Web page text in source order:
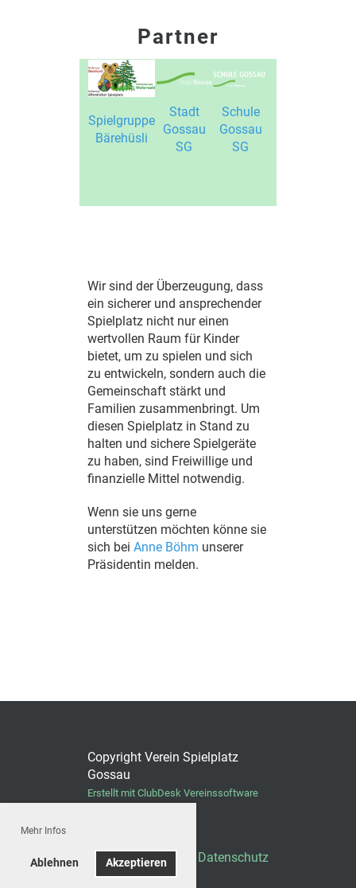
Mehr Infos
Ablehnen Akzeptieren
Partner
Spielgruppe
Bärehüsli
Stadt
Gossau
SG
Schule
Gossau
SG
Wir sind der Überzeugung, dass
ein sicherer und ansprechender
Spielplatz nicht nur einen
wertvollen Raum für Kinder
bietet, um zu spielen und sich
zu entwickeln, sondern auch die
Gemeinschaft stärkt und
Familien zusammenbringt. Um
diesen Spielplatz in Stand zu
halten und sichere Spielgeräte
zu haben, sind Freiwillige und
finanzielle Mittel notwendig.
Wenn sie uns gerne
unterstützen möchten könne sie
sich bei Anne Böhm unserer
Präsidentin melden.
Copyright Verein Spielplatz
Gossau
Erstellt mit ClubDesk Vereinssoftware
Impressum Datenschutz